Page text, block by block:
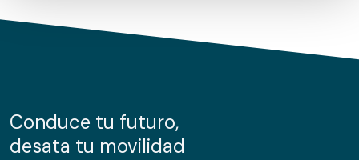
de cookies.
información sobre el uso que haga del sitio web con
nuestros partners de redes sociales, publicidad y análisis
Conduce tu futuro,
desata tu movilidad